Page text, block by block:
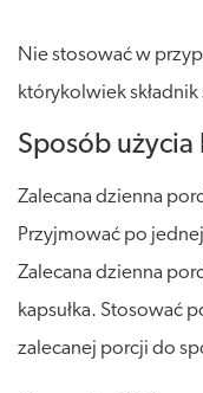
Nie stosować w
którykolwiek
Sposób użycia
Zalecana dzienna
Przyjmować po
Zalecana dzienna
kapsułka. Stosować
zalecanej porcji do